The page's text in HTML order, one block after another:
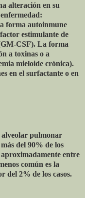
alteración en su
forma autoinmune
estimulante de
CSF). La forma
a toxinas o a
mieloide crónica).
en el surfactante o en
pulmonar
del 90% de los
entre
común es la
del 2% de los casos.